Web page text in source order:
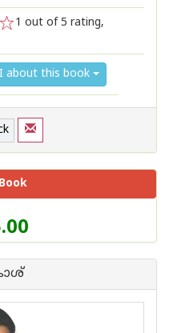
1 out of 5 rating,
about this book